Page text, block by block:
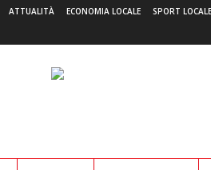
ATTUALITÀ ECONOMIA LOCALE SPORT LOCALE